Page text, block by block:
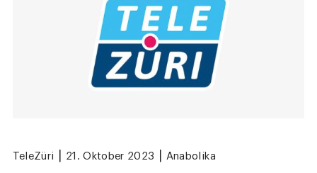
TeleZüri 21. Oktober 2023 Anabolika